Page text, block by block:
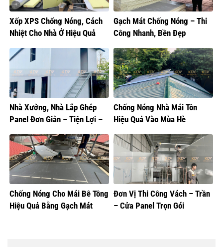
Xốp XPS Chống Nóng, Cách
Nhiệt Cho Nhà Ở Hiệu Quả
Gạch Mát Chống Nóng – Thi
Công Nhanh, Bền Đẹp
Nhà Xưởng, Nhà Lắp Ghép
Panel Đơn Giản – Tiện Lợi –
Chống Nóng Nhà Mái Tôn
Hiệu Quả Vào Mùa Hè
Chống Nóng Cho Mái Bê Tông
Hiệu Quả Bằng Gạch Mát
Đơn Vị Thi Công Vách – Trần
– Cửa Panel Trọn Gói